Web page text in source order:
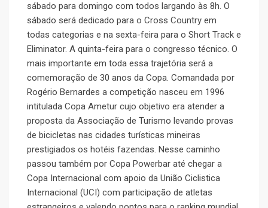
sábado para domingo com todos largando às 8h. O
sábado será dedicado para o Cross Country em
todas categorias e na sexta-feira para o Short Track e
Eliminator. A quinta-feira para o congresso técnico. O
mais importante em toda essa trajetória será a
comemoração de 30 anos da Copa. Comandada por
Rogério Bernardes a competição nasceu em 1996
intitulada Copa Ametur cujo objetivo era atender a
proposta da Associação de Turismo levando provas
de bicicletas nas cidades turísticas mineiras
prestigiados os hotéis fazendas. Nesse caminho
passou também por Copa Powerbar até chegar a
Copa Internacional com apoio da União Ciclistica
Internacional (UCI) com participação de atletas